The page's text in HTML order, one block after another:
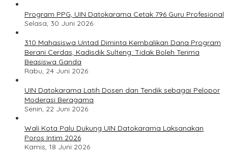
Program PPG, UIN Datokarama Cetak 796 Guru Profesional
Selasa, 30 Juni 2026
310 Mahasiswa Untad Diminta Kembalikan Dana Program
Berani Cerdas, Kadisdik Sulteng: Tidak Boleh Terima
Beasiswa Ganda
Rabu, 24 Juni 2026
UIN Datokarama Latih Dosen dan Tendik sebagai Pelopor
Moderasi Beragama
Senin, 22 Juni 2026
Wali Kota Palu Dukung UIN Datokarama Laksanakan
Poros Intim 2026
Kamis, 18 Juni 2026